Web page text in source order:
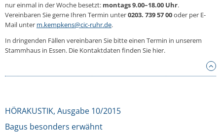
nur einmal in der Woche besetzt: montags 9.00–18.00 Uhr.
Vereinbaren Sie gerne Ihren Termin unter0203. 739 57 00oder per E-
Mail unter m.kempkens@cic-ruhr.de.
In dringenden Fällen vereinbaren Sie bitte einen Termin in unserem
Stammhaus in Essen. Die Kontaktdaten finden Sie hier.
HÖRAKUSTIK, Ausgabe 10/2015
Bagus besonders erwähnt